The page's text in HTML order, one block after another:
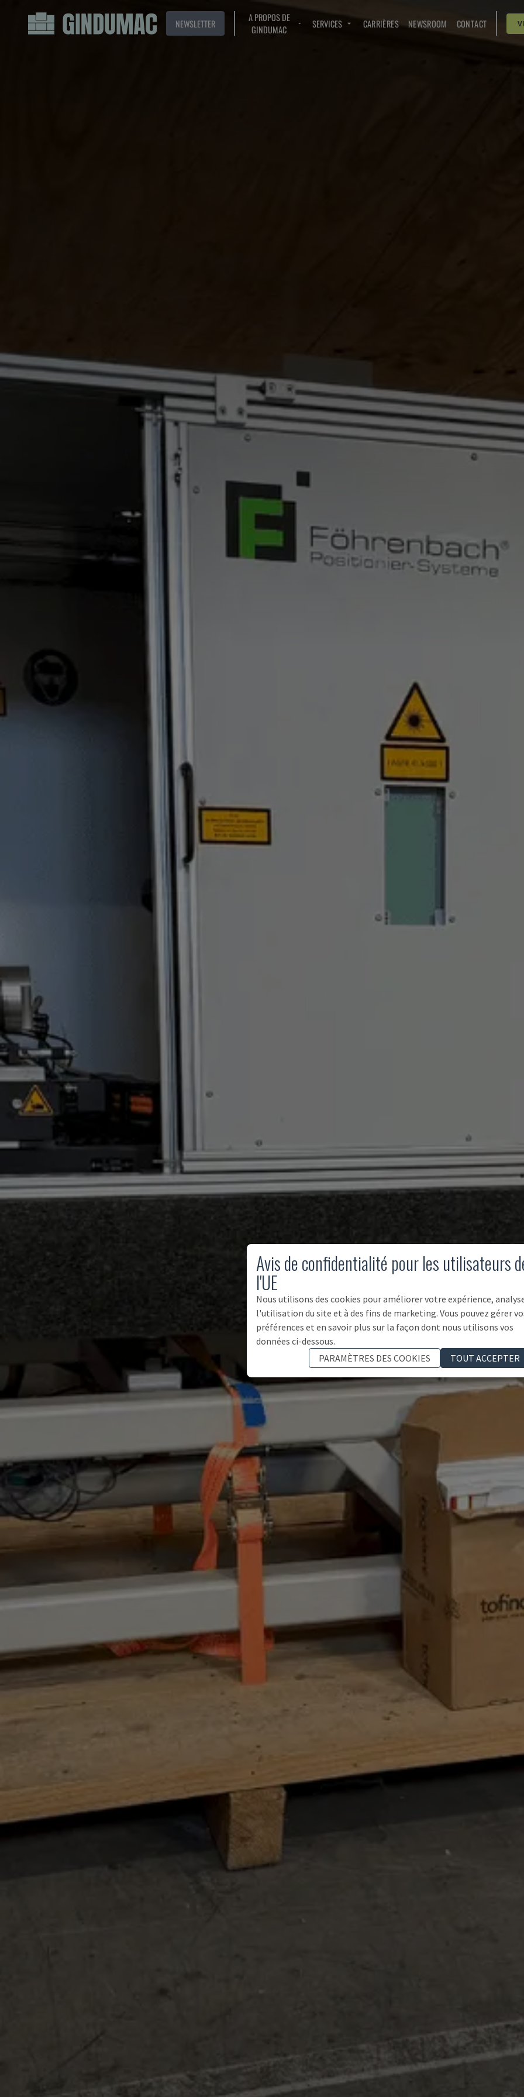
NEWSLETTER
A PROPOS DE
GINDUMAC
SERVICES CARRIÈRES NEWSROOM CONTACT
Avis de confidentialité pour les utilisateurs
l'UE
Nous utilisons des cookies pour améliorer votre expérience,
l'utilisation du site et à des fins de marketing. Vous pouvez gérer
préférences et en savoir plus sur la façon dont nous utilisons vos
données ci-dessous.
PARAMÈTRES DES COOKIES
TOUT ACCEPTER